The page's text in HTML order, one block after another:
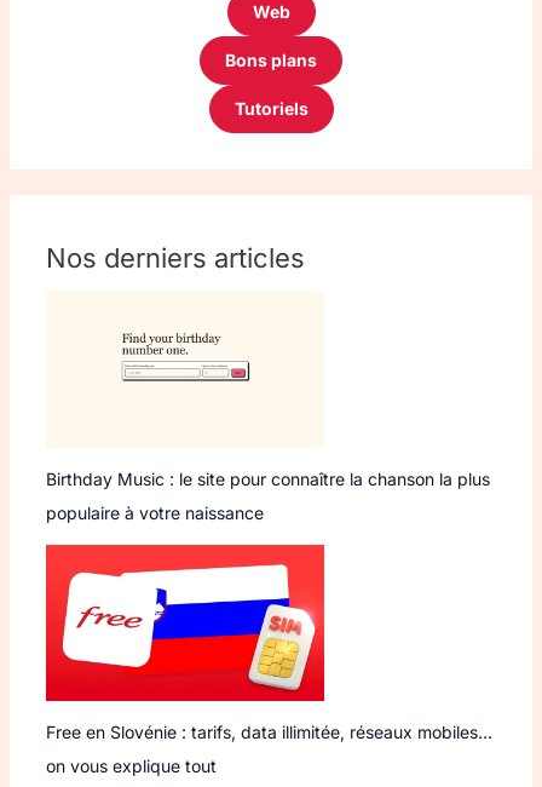
Web
Bons plans
Tutoriels
Nos derniers articles
Birthday Music : le site pour connaître la chanson la plus
populaire à votre naissance
Free en Slovénie : tarifs, data illimitée, réseaux mobiles…
on vous explique tout